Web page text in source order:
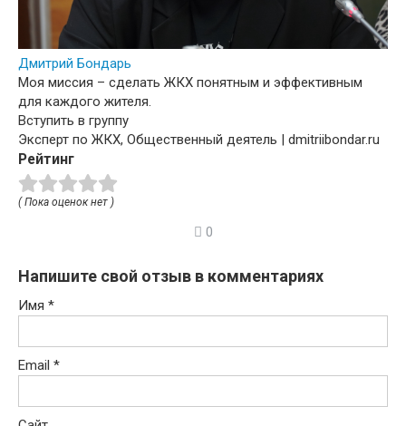
Дмитрий Бондарь
Моя миссия – сделать ЖКХ понятным и эффективным
для каждого жителя.
Вступить в группу
Эксперт по ЖКХ, Общественный деятель | dmitriibondar.ru
Рейтинг
( Пока оценок нет )
0
Напишите свой отзыв в комментариях
Имя *
Email *